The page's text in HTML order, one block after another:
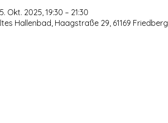
Okt. 2025, 19:30 – 21:30
Hallenbad, Haagstraße 29, 61169